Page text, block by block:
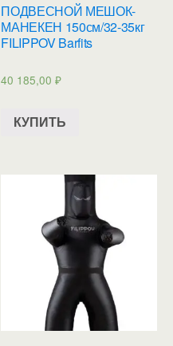
ПОДВЕСНОЙ МЕШОК-
МАНЕКЕН 150см/32-35кг
FILIPPOV Barfits
40 185,00₽
КУПИТЬ